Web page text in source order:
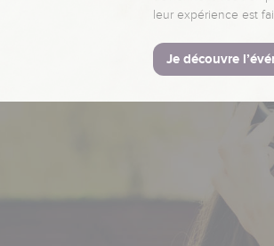
leur expérience est
Je découvre